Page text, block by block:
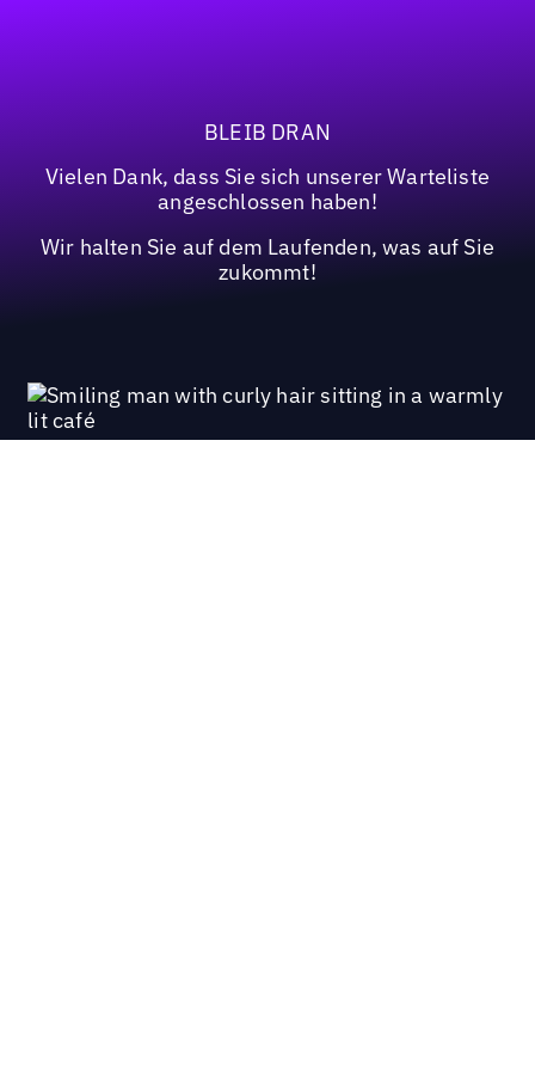
BLEIB DRAN
Vielen Dank, dass Sie sich unserer Warteliste
angeschlossen haben!
Wir halten Sie auf dem Laufenden, was auf Sie
zukommt!